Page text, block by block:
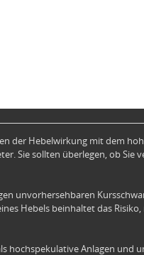
der Hebelwirkung mit dem
Sie sollten überlegen, ob
unvorhersehbaren
Hebels beinhaltet das
hochspekulative Anlagen